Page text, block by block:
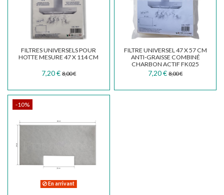
FILTRES UNIVERSELS POUR
HOTTE MESURE 47 X 114 CM
7,20 € 8,00 €
FILTRE UNIVERSEL 47 X 57 CM
ANTI-GRAISSE COMBINÉ
CHARBON ACTIF FK025
7,20 € 8,00 €
-10%
En arrivant